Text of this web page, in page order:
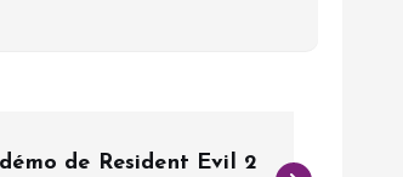
de Resident Evil 2